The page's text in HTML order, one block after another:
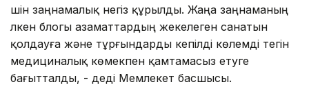
үшін заңнамалық негіз құрылды. Жаңа заңнаманың
үлкен блогы азаматтардың жекелеген санатын
қолдауға және тұрғындарды кепілді көлемді тегін
медициналық көмекпен қамтамасыз етуге
бағытталды, - деді Мемлекет басшысы.